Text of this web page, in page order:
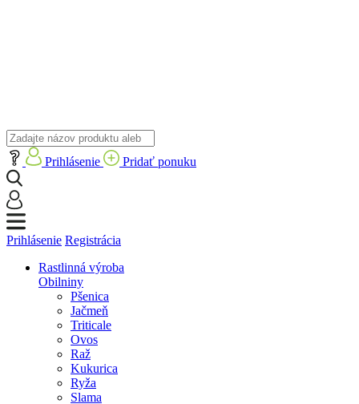
Prihlásenie Pridať ponuku
Prihlásenie Registrácia
Rastlinná výroba
Obilniny
Pšenica
Jačmeň
Triticale
Ovos
Raž
Kukurica
Ryža
Slama